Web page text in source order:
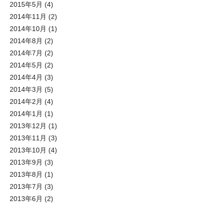
2015年5月 (4)
2014年11月 (2)
2014年10月 (1)
2014年8月 (2)
2014年7月 (2)
2014年5月 (2)
2014年4月 (3)
2014年3月 (5)
2014年2月 (4)
2014年1月 (1)
2013年12月 (1)
2013年11月 (3)
2013年10月 (4)
2013年9月 (3)
2013年8月 (1)
2013年7月 (3)
2013年6月 (2)